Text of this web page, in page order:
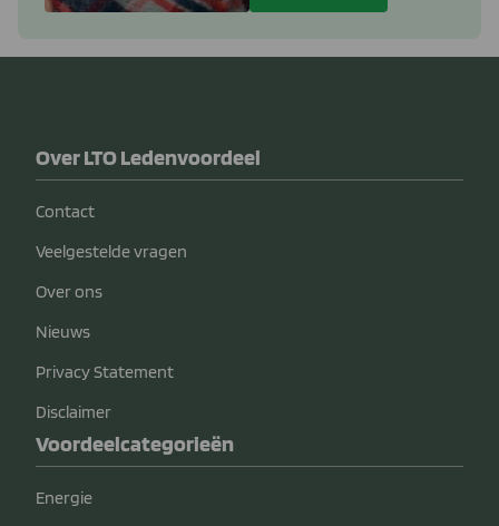
Over LTO Ledenvoordeel
Contact
Veelgestelde vragen
Over ons
Nieuws
Privacy Statement
Disclaimer
Voordeelcategorieën
Energie